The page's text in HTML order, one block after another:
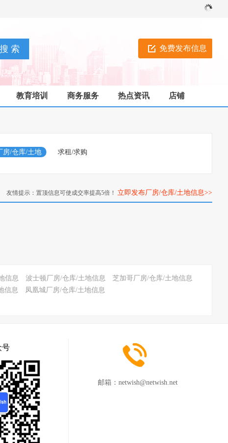
免费发布信息
教育培训 商务服务 热点资讯 店铺
房/仓库/土地 求租/求购
友情提示：置顶信息可使成交率提高5倍！ 立即发布厂房/仓库/土地信息>>
信息 波士顿厂房/仓库/土地信息
芝加哥厂房/仓库/土地信息
信息
凤凰城厂房/仓库/土地信息
号
邮箱： netwish@netwish.net